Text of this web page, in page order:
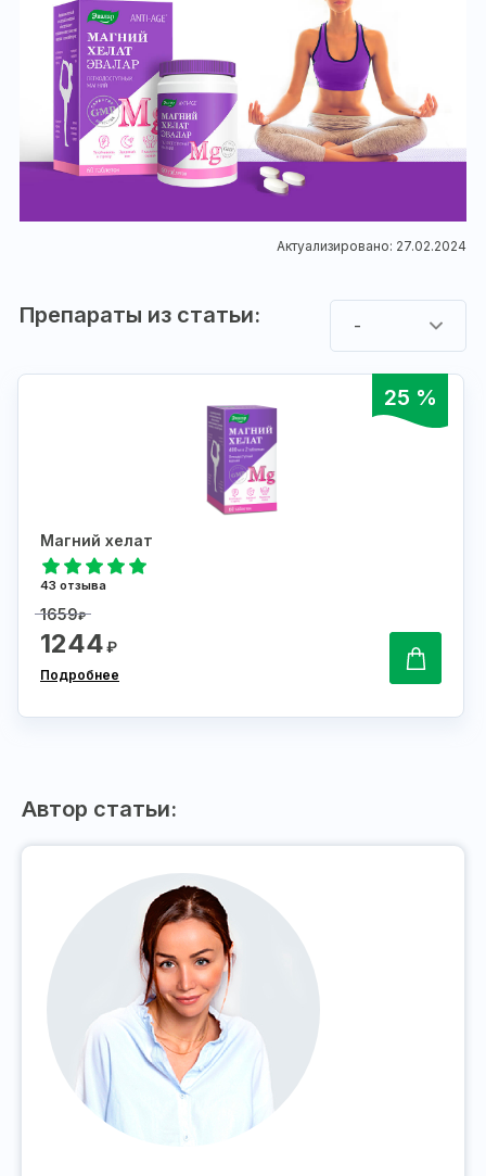
Актуализировано: 27.02.2024
Препараты из статьи: -
25 %
Магний хелат
43 отзыва
1659₽
1244₽
Подробнее
Автор статьи: